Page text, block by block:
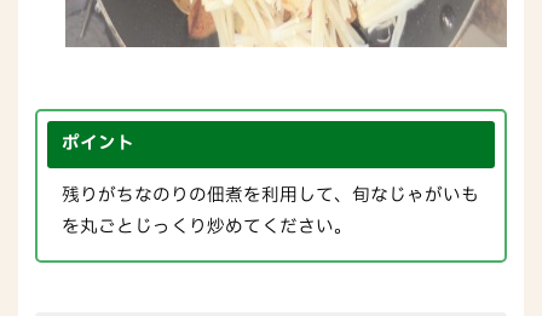
ポイント
残りがちなのりの佃煮を利用して、旬なじゃがいも
を丸ごとじっくり炒めてください。